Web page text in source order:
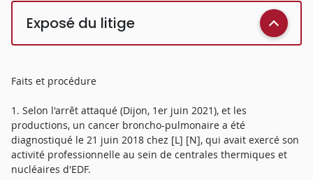
Exposé du litige
Faits et procédure
1. Selon l'arrêt attaqué (Dijon, 1er juin 2021), et les
productions, un cancer broncho-pulmonaire a été
diagnostiqué le 21 juin 2018 chez [L] [N], qui avait exercé son
activité professionnelle au sein de centrales thermiques et
nucléaires d'EDF.